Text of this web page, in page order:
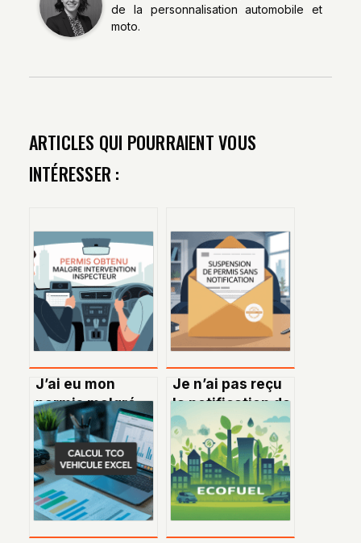
de la personnalisation automobile et
moto.
ARTICLES QUI POURRAIENT VOUS
INTÉRESSER :
J’ai eu mon
permis malgré
l’intervention de
l’inspecteur :
récit, clés et
astuces
Je n’ai pas reçu
la notification de
suspension de
permis : vos
droits et
démarches